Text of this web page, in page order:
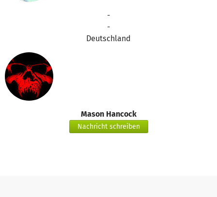
-
-
Deutschland
Mason Hancock
Nachricht schreiben